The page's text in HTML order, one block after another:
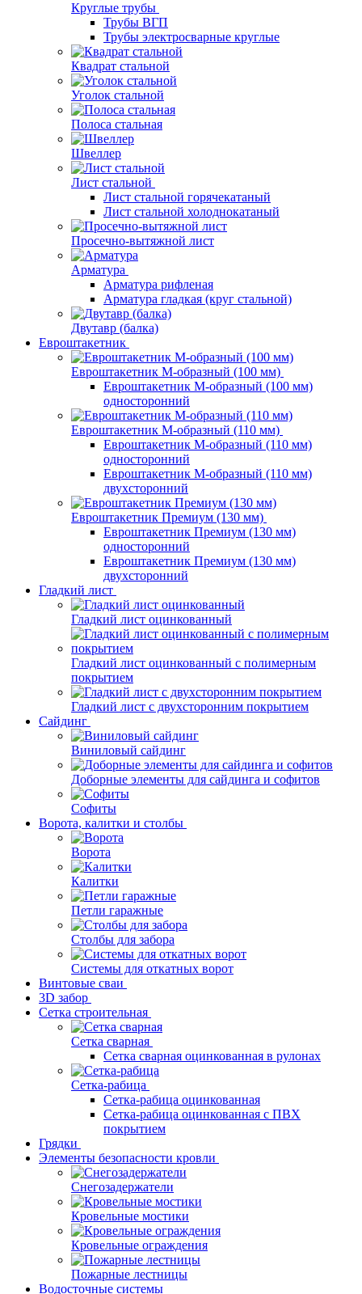
Круглые трубы
Трубы ВГП
Трубы электросварные круглые
Квадрат стальной
Уголок стальной
Полоса стальная
Швеллер
Лист стальной
Лист стальной горячекатаный
Лист стальной холоднокатаный
Просечно-вытяжной лист
Арматура
Арматура рифленая
Арматура гладкая (круг стальной)
Двутавр (балка)
Евроштакетник
Евроштакетник М-образный (100 мм)
Евроштакетник М-образный (100 мм)
односторонний
Евроштакетник М-образный (110 мм)
Евроштакетник М-образный (110 мм)
односторонний
Евроштакетник М-образный (110 мм)
двухсторонний
Евроштакетник Премиум (130 мм)
Евроштакетник Премиум (130 мм)
односторонний
Евроштакетник Премиум (130 мм)
двухсторонний
Гладкий лист
Гладкий лист оцинкованный
Гладкий лист оцинкованный с полимерным
покрытием
Гладкий лист с двухсторонним покрытием
Сайдинг
Виниловый сайдинг
Доборные элементы для сайдинга и софитов
Софиты
Ворота, калитки и столбы
Ворота
Калитки
Петли гаражные
Столбы для забора
Системы для откатных ворот
Винтовые сваи
3D забор
Сетка строительная
Сетка сварная
Сетка сварная оцинкованная в рулонах
Сетка-рабица
Сетка-рабица оцинкованная
Сетка-рабица оцинкованная с ПВХ
покрытием
Грядки
Элементы безопасности кровли
Снегозадержатели
Кровельные мостики
Кровельные ограждения
Пожарные лестницы
Водосточные системы